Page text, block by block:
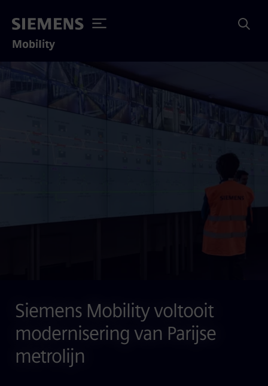
Mobility
Siemens Mobility voltooit
modernisering van Parijse
metrolijn